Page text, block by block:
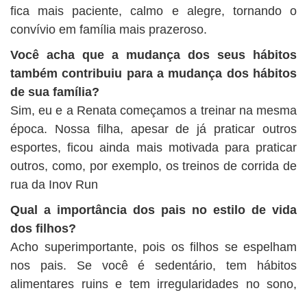
fica mais paciente, calmo e alegre, tornando o
convívio em família mais prazeroso.
Você acha que a mudança dos seus hábitos
também contribuiu para a mudança dos hábitos
de sua família?
Sim, eu e a Renata começamos a treinar na mesma
época. Nossa filha, apesar de já praticar outros
esportes, ficou ainda mais motivada para praticar
outros, como, por exemplo, os treinos de corrida de
rua da Inov Run
Qual a importância dos pais no estilo de vida
dos filhos?
Acho superimportante, pois os filhos se espelham
nos pais. Se você é sedentário, tem hábitos
alimentares ruins e tem irregularidades no sono,